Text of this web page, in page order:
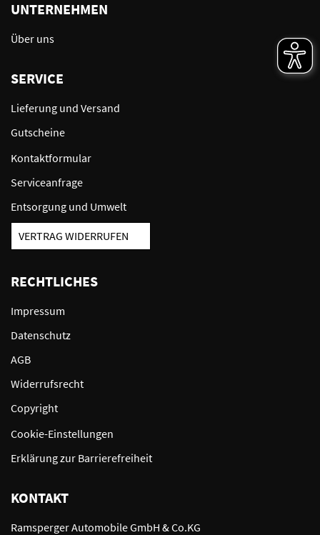
UNTERNEHMEN
Über uns
SERVICE
Lieferung und Versand
Gutscheine
Kontaktformular
Serviceanfrage
Entsorgung und Umwelt
VERTRAG WIDERRUFEN
RECHTLICHES
Impressum
Datenschutz
AGB
Widerrufsrecht
Copyright
Cookie-Einstellungen
Erklärung zur Barrierefreiheit
KONTAKT
Ramsperger Automobile GmbH & Co.KG